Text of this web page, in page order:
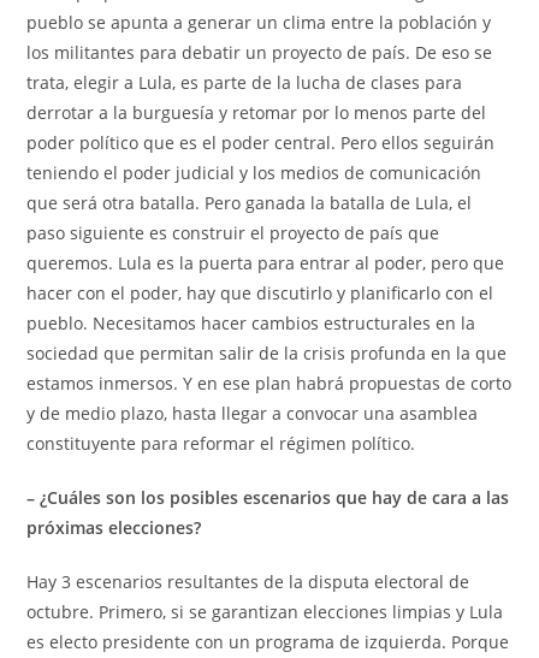
pueblo se apunta a generar un clima entre la población y
los militantes para debatir un proyecto de país. De eso se
trata, elegir a Lula, es parte de la lucha de clases para
derrotar a la burguesía y retomar por lo menos parte del
poder político que es el poder central. Pero ellos seguirán
teniendo el poder judicial y los medios de comunicación
que será otra batalla. Pero ganada la batalla de Lula, el
paso siguiente es construir el proyecto de país que
queremos. Lula es la puerta para entrar al poder, pero que
hacer con el poder, hay que discutirlo y planificarlo con el
pueblo. Necesitamos hacer cambios estructurales en la
sociedad que permitan salir de la crisis profunda en la que
estamos inmersos. Y en ese plan habrá propuestas de corto
y de medio plazo, hasta llegar a convocar una asamblea
constituyente para reformar el régimen político.
– ¿Cuáles son los posibles escenarios que hay de cara a las
próximas elecciones?
Hay 3 escenarios resultantes de la disputa electoral de
octubre. Primero, si se garantizan elecciones limpias y Lula
es electo presidente con un programa de izquierda. Porque